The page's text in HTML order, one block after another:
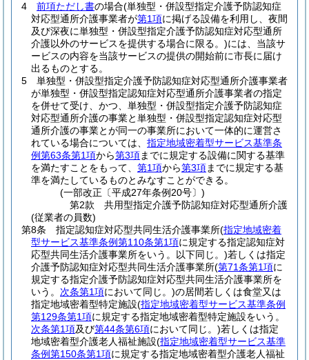
4
前項ただし書の場合(単独型・併設型指定介護予防認知症
対応型通所介護事業者が第1項に掲げる設備を利用し、夜間
及び深夜に単独型・併設型指定介護予防認知症対応型通所
介護以外のサービスを提供する場合に限る。)には、当該サ
ービスの内容を当該サービスの提供の開始前に市長に届け
出るものとする。
5
単独型・併設型指定介護予防認知症対応型通所介護事業者
が単独型・併設型指定認知症対応型通所介護事業者の指定
を併せて受け、かつ、単独型・併設型指定介護予防認知症
対応型通所介護の事業と単独型・併設型指定認知症対応型
通所介護の事業とが同一の事業所において一体的に運営さ
れている場合については、 指定地域密着型サービス基準条
例第63条第1項から第3項までに規定する設備に関する基準
を満たすことをもって、 第1項から第3項までに規定する基
準を満たしているものとみなすことができる。
(一部改正〔平成27年条例20号〕)
第2款
共用型指定介護予防認知症対応型通所介護
(従業者の員数)
第8条
指定認知症対応型共同生活介護事業所(指定地域密着
型サービス基準条例第110条第1項に規定する指定認知症対
応型共同生活介護事業所をいう。以下同じ。)若しくは指定
介護予防認知症対応型共同生活介護事業所(第71条第1項に
規定する指定介護予防認知症対応型共同生活介護事業所を
いう。 次条第1項において同じ。)の居間若しくは食堂又は
指定地域密着型特定施設(指定地域密着型サービス基準条例
第129条第1項に規定する指定地域密着型特定施設をいう。
次条第1項及び第44条第6項において同じ。)若しくは指定
地域密着型介護老人福祉施設(指定地域密着型サービス基準
条例第150条第1項に規定する指定地域密着型介護老人福祉